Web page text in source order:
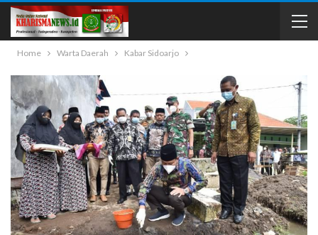
Home Warta Daerah Kabar Sidoarjo